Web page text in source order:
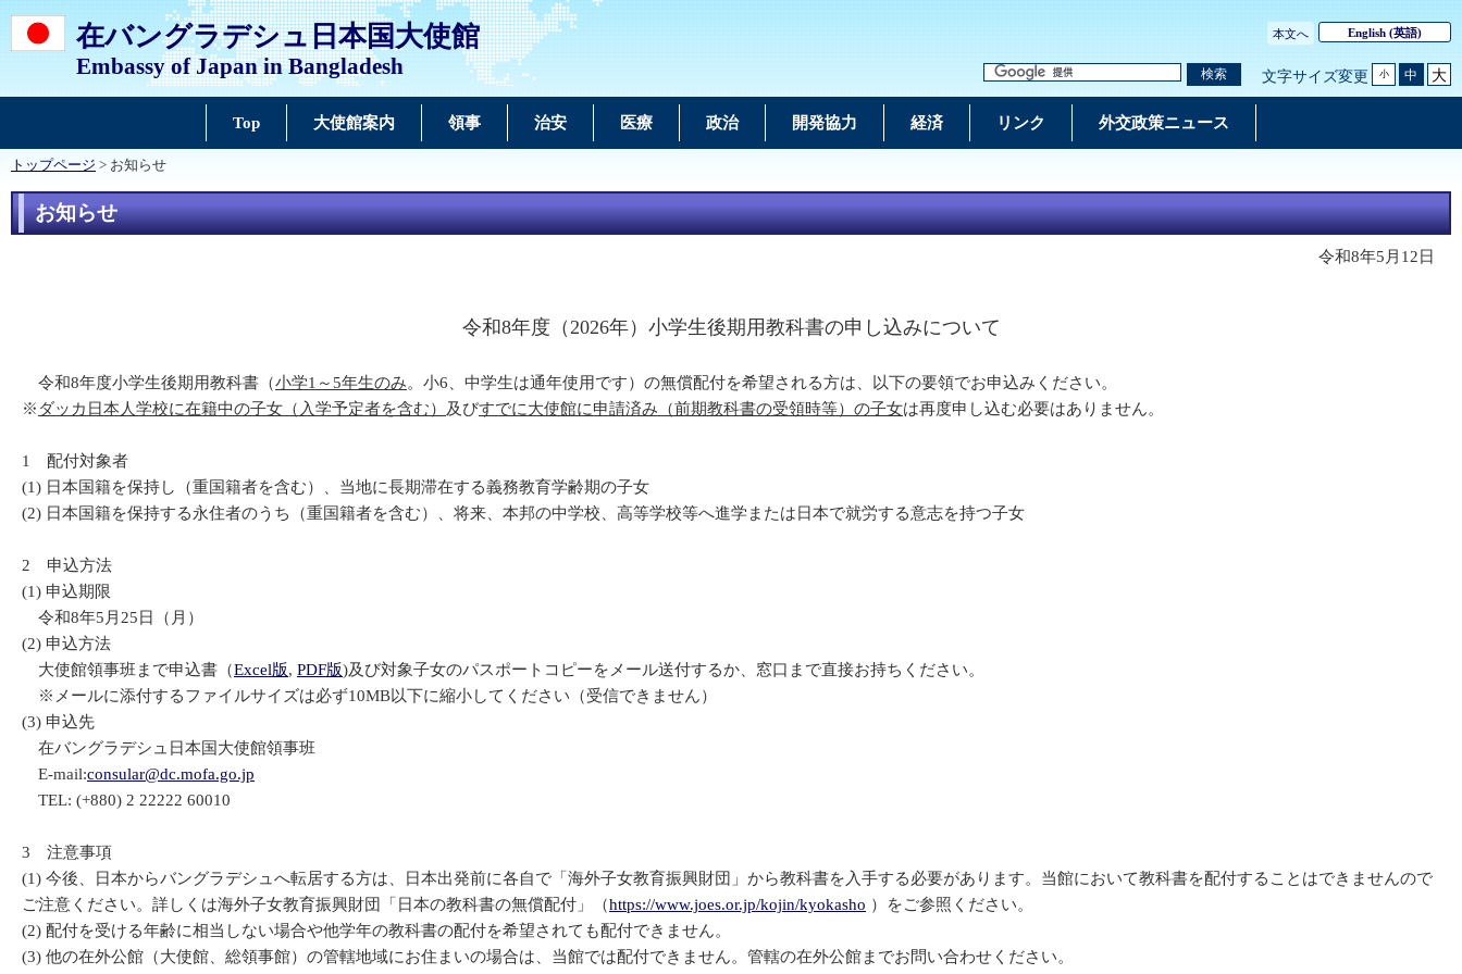
在バングラデシュ日本国大使館
Embassy of Japan in Bangladesh
本文へ English(英語)
検索 文字サイズ変更 小 中 大
Top 大使館案内 領事 治安 医療 政治 開発協力 経済 リンク 外交政策ニュース
トップページ > お知らせ
お知らせ
令和8年5月12日
令和8年度（2026年）小学生後期用教科書の申し込みについて
令和8年度小学生後期用教科書（小学1～5年生のみ。小6、中学生は通年使用です）の無償配付を希望される方は、以下の要領でお申込みください。
※ ダッカ日本人学校に在籍中の子女（入学予定者を含む） 及びすでに大使館に申請済み（前期教科書の受領時等）の子女は再度申し込む必要はありません。
1 配付対象者
(1) 日本国籍を保持し（重国籍者を含む）、当地に長期滞在する義務教育学齢期の子女
(2) 日本国籍を保持する永住者のうち（重国籍者を含む）、将来、本邦の中学校、高等学校等へ進学または日本で就労する意志を持つ子女
2 申込方法
(1) 申込期限
令和8年5月25日（月）
(2) 申込方法
大使館領事班まで申込書（Excel版, PDF版)及び対象子女のパスポートコピーをメール送付するか、窓口まで直接お持ちください。
※メールに添付するファイルサイズは必ず10MB以下に縮小してください（受信できません）
(3) 申込先
在バングラデシュ日本国大使館領事班
E-mail:consular@dc.mofa.go.jp
TEL: (+880) 2 22222 60010
3 注意事項
(1) 今後、日本からバングラデシュへ転居する方は、日本出発前に各自で「海外子女教育振興財団」から教科書を入手する必要があります。当館において教科書を配付することはできませんので
ご注意ください。詳しくは海外子女教育振興財団「日本の教科書の無償配付」（https://www.joes.or.jp/kojin/kyokasho ）をご参照ください。
(2) 配付を受ける年齢に相当しない場合や他学年の教科書の配付を希望されても配付できません。
(3) 他の在外公館（大使館、総領事館）の管轄地域にお住まいの場合は、当館では配付できません。管轄の在外公館までお問い合わせください。